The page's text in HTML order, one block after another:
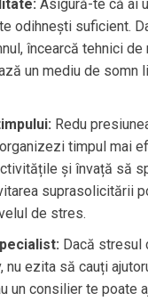
Asigură-te că ai
odihnești suficient.
încearcă tehnici de
un mediu de somn
Redu
timpul mai
și învață să
suprasolicitării
de stres.
Dacă stresul
nu ezita să cauți
un consilier te poate